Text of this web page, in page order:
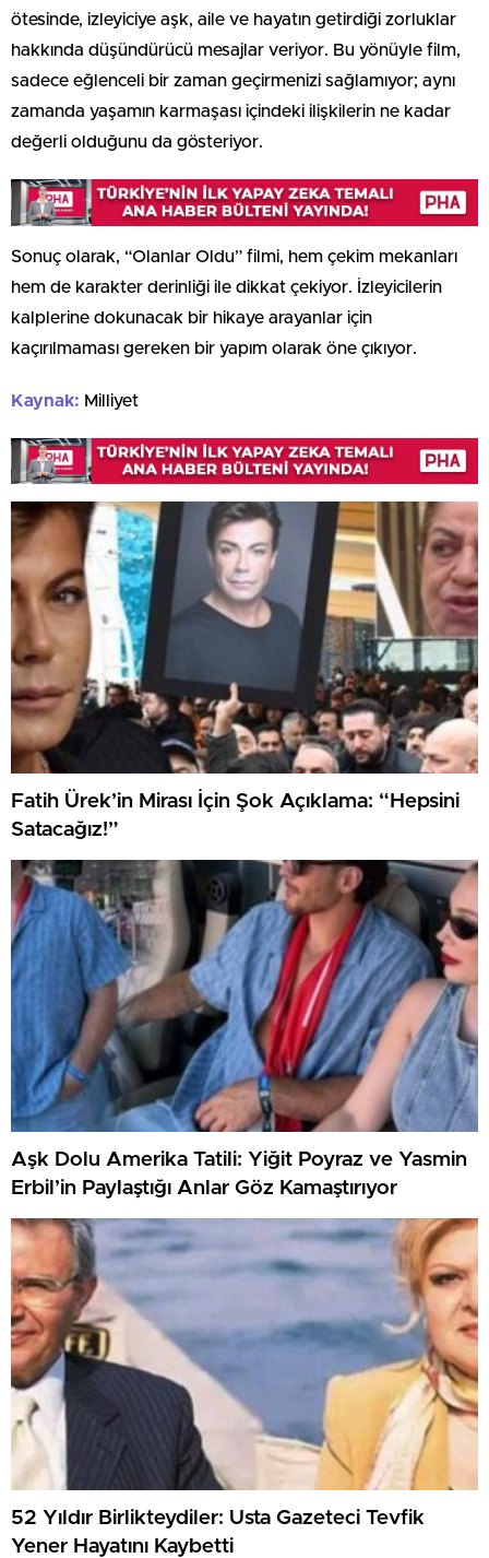
ötesinde, izleyiciye aşk, aile ve hayatın getirdiği zorluklar
hakkında düşündürücü mesajlar veriyor. Bu yönüyle film,
sadece eğlenceli bir zaman geçirmenizi sağlamıyor; aynı
zamanda yaşamın karmaşası içindeki ilişkilerin ne kadar
değerli olduğunu da gösteriyor.
Sonuç olarak, “Olanlar Oldu” filmi, hem çekim mekanları
hem de karakter derinliği ile dikkat çekiyor. İzleyicilerin
kalplerine dokunacak bir hikaye arayanlar için
kaçırılmaması gereken bir yapım olarak öne çıkıyor.
Kaynak: Milliyet
Fatih Ürek’in Mirası İçin Şok Açıklama: “Hepsini
Satacağız!”
Aşk Dolu Amerika Tatili: Yiğit Poyraz ve Yasmin
Erbil’in Paylaştığı Anlar Göz Kamaştırıyor
52 Yıldır Birlikteydiler: Usta Gazeteci Tevfik
Yener Hayatını Kaybetti